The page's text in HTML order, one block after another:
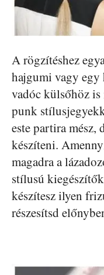
A rögzítéshez
hajgumi vagy egy
vadóc külsőhöz
punk
este partira mész,
készíteni.
magadra a
stílusú
készítesz ilyen
részesítsd